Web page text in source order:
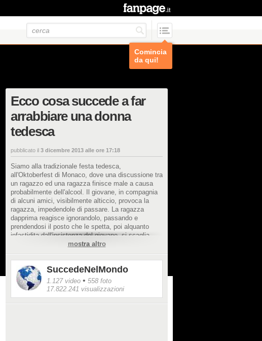
Comincia
da qui!
Ecco cosa succede a far
arrabbiare una donna
tedesca
pubblicato il 3 dicembre 2013 alle ore 17:18
Siamo alla tradizionale festa tedesca,
all'Oktoberfest di Monaco, dove una discussione tra
un ragazzo ed una ragazza finisce male a causa
probabilmente dell'alcool. Il giovane, in compagnia
di alcuni amici, visibilmente alticcio, provoca la
ragazza, impedendole di passare. La ragazza
dapprima reagisce ignorandolo, passando e
prendendosi il posto che le spetta, poi alquanto
infastidita dall'insistenza del giovane, si scaglia
contro di lui prima prendendolo a pugni, poi gli tira
un lungo e doloroso morso sul labbro. Che dolore!
mostra altro
SuccedeNelMondo
1.127 video • 558 foto
17.822.241 visualizzazioni